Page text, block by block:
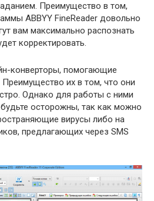
Преимущество в том,
ABBYY FineReader довольно
вам максимально распознать
корректировать.
конверторы, помогающие
Преимущество их в том, что они
Однако для работы с ними
осторожны, так как можно
вирусы либо на
предлагающих через SMS